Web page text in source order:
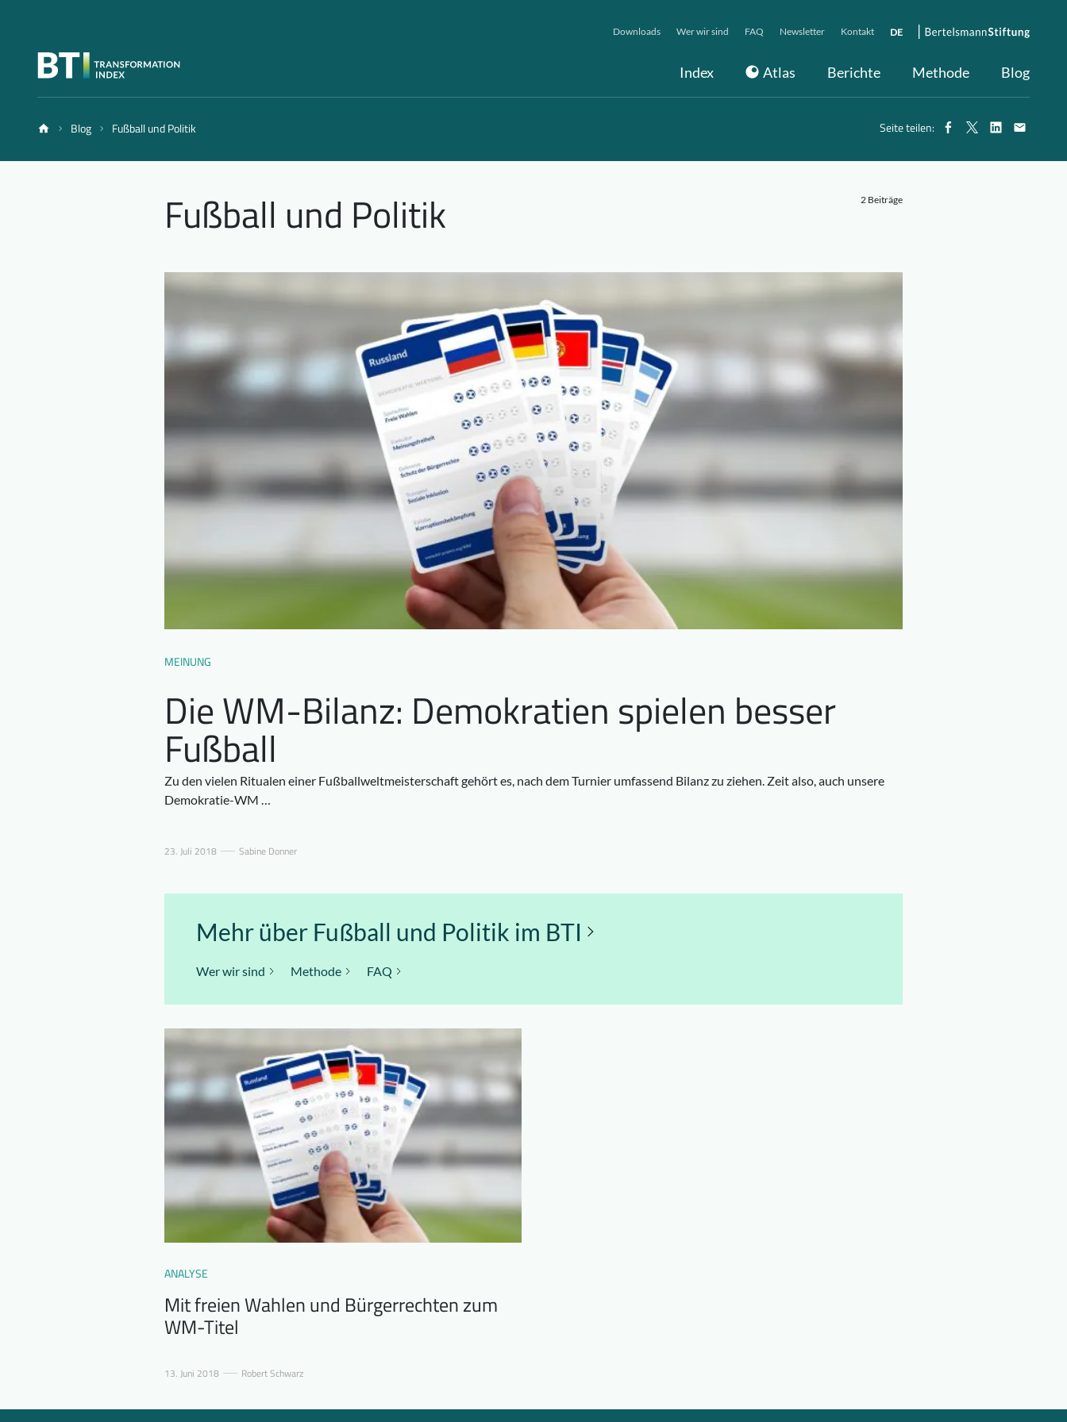
Index Atlas Berichte Methode Blog
Downloads Wer wir sind FAQ Newsletter Kontakt DE
Blog Fußball und Politik Seite teilen:
Fußball und Politik 2 Beiträge
MEINUNG
Die WM-Bilanz: Demokratien spielen besser
Fußball
Zu den vielen Ritualen einer Fußballweltmeisterschaft gehört es, nach dem Turnier umfassend Bilanz zu ziehen. Zeit also, auch unsere
Demokratie-WM …
23. Juli 2018 Sabine Donner
Mehr über Fußball und Politik im BTI
Wer wir sind Methode FAQ
ANALYSE
Mit freien Wahlen und Bürgerrechten zum
WM-Titel
13. Juni 2018 Robert Schwarz